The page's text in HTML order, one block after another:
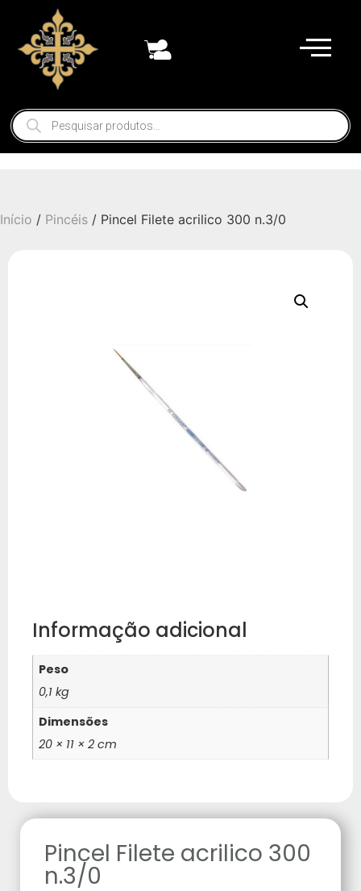
Início / Pincéis / Pincel Filete acrilico 300 n.3/0
Informação adicional
Peso
0,1 kg
Dimensões
20 × 11 × 2 cm
Pincel Filete acrilico 300
n.3/0